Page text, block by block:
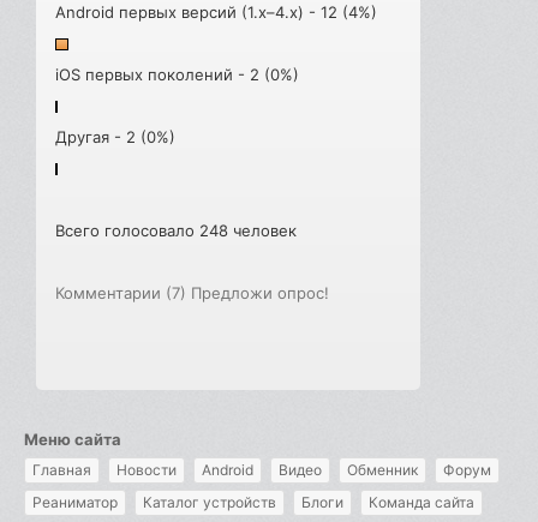
Android первых версий (1.x–4.x) - 12 (4%)
iOS первых поколений - 2 (0%)
Другая - 2 (0%)
Всего голосовало 248 человек
Комментарии (7) Предложи опрос!
Меню сайта
Главная Новости Android Видео Обменник
Форум
Реаниматор
Каталог устройств Блоги Команда сайта